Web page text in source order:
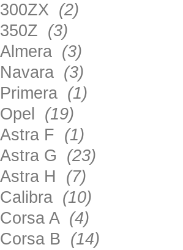
300ZX (2)
350Z (3)
Almera (3)
Navara (3)
Primera (1)
Opel (19)
Astra F (1)
Astra G (23)
Astra H (7)
Calibra (10)
Corsa A (4)
Corsa B (14)